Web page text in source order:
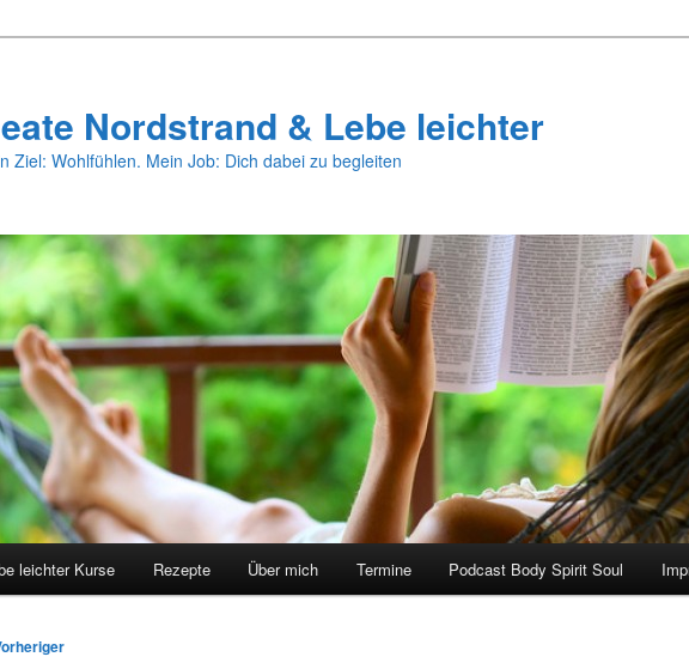
Nordstrand & Lebe leichter
Ziel: Wohlfühlen. Mein Job: Dich dabei zu begleiten
leichter Kurse Rezepte Über mich Termine Podcast Body Spirit Soul